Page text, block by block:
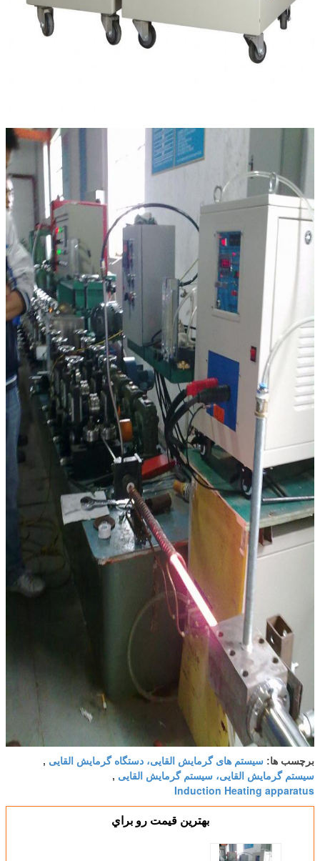
برچسب ها: سیستم های گرمایش القایی، دستگاه گرمایش القایی ,
سیستم گرمایش القایی، سیستم گرمایش القایی ,
Induction Heating apparatus
بهترين قيمت رو براي